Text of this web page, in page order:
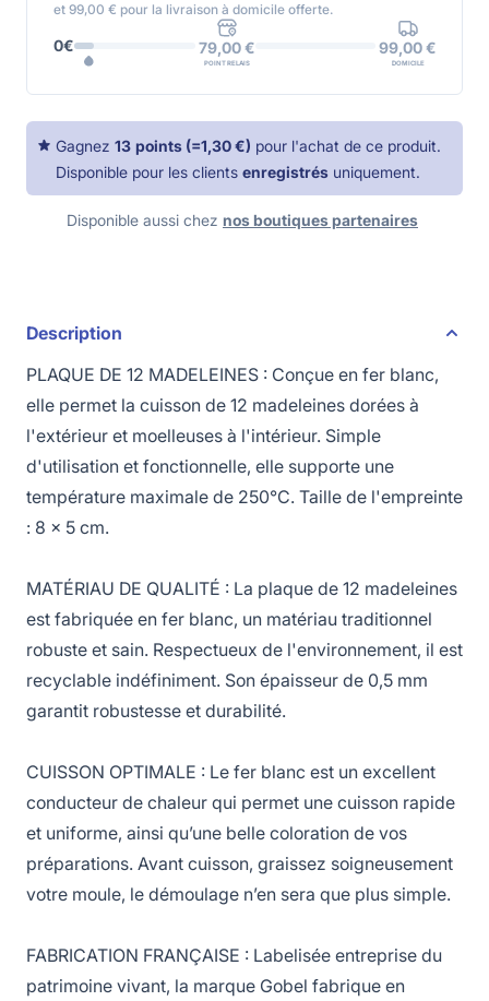
et 99,00 € pour la livraison à domicile offerte.
0€ 79,00 €
POINT RELAIS
99,00 €
DOMICILE
Gagnez 13 points (=1,30 €) pour l'achat de ce produit.
Disponible pour les clients enregistrés uniquement.
Disponible aussi chez nos boutiques partenaires
Description
PLAQUE DE 12 MADELEINES : Conçue en fer blanc,
elle permet la cuisson de 12 madeleines dorées à
l'extérieur et moelleuses à l'intérieur. Simple
d'utilisation et fonctionnelle, elle supporte une
température maximale de 250°C. Taille de l'empreinte
: 8 x 5 cm.
MATÉRIAU DE QUALITÉ : La plaque de 12 madeleines
est fabriquée en fer blanc, un matériau traditionnel
robuste et sain. Respectueux de l'environnement, il est
recyclable indéfiniment. Son épaisseur de 0,5 mm
garantit robustesse et durabilité.
CUISSON OPTIMALE : Le fer blanc est un excellent
conducteur de chaleur qui permet une cuisson rapide
et uniforme, ainsi qu’une belle coloration de vos
préparations. Avant cuisson, graissez soigneusement
votre moule, le démoulage n’en sera que plus simple.
FABRICATION FRANÇAISE : Labelisée entreprise du
patrimoine vivant, la marque Gobel fabrique en